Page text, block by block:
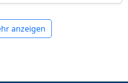
anzeigen